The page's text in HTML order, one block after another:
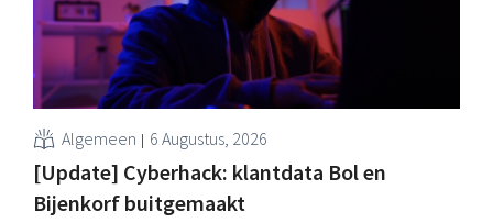
Algemeen 6 Augustus, 2026
[Update] Cyberhack: klantdata Bol en
Bijenkorf buitgemaakt